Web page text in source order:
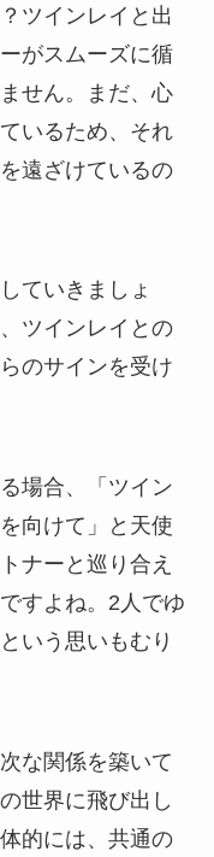
ツインレイと出
がスムーズに循
せん。まだ、心
いるため、それ
遠ざけているの
ていきましょ
ツインレイとの
のサインを受け
場合、「ツイン
向けて」と天使
ナーと巡り合え
すよね。2人でゆ
いう思いもむり
な関係を築いて
世界に飛び出し
的には、共通の